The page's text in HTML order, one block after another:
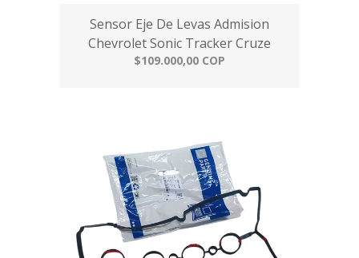
Sensor Eje De Levas Admision
Chevrolet Sonic Tracker Cruze
$109.000,00 COP